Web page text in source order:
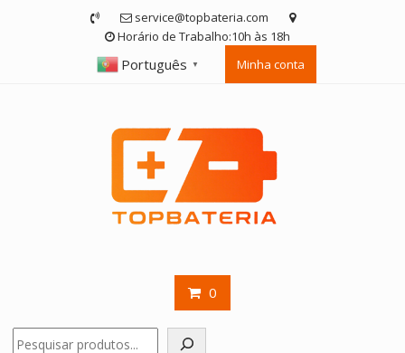
service@topbateria.com
Horário de Trabalho:10h às 18h
Português ▼ Minha conta
0